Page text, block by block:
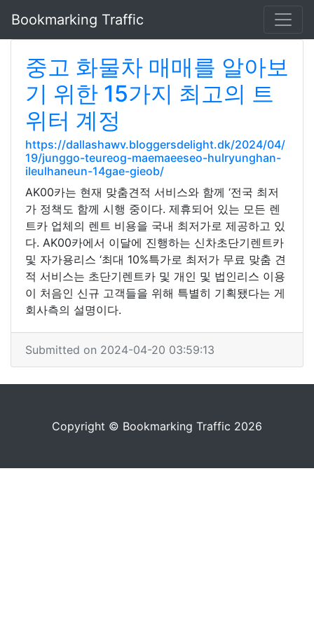
Bookmarking Traffic
중고 화물차 매매를 알아보
기 위한 15가지 최고의 트
위터 계정
https://dallashawv.bloggersdelight.dk/2024/04/
19/junggo-teureog-maemaeeseo-hulryunghan-
ileulhaneun-14gae-gieob/
AK00카는 현재 맞춤견적 서비스와 함께 ‘전국 최저
가 정책도 함께 시행 중이다. 제휴되어 있는 모든 렌
트카 업체의 렌트 비용을 국내 최저가로 제공하고 있
다. AK00카에서 이달에 진행하는 신차초단기렌트카
및 자가용리스 ‘최대 10%특가로 최저가 무료 맞춤 견
적 서비스는 초단기렌트카 및 개인 및 법인리스 이용
이 처음인 신규 고객들을 위해 특별히 기획됐다는 게
회사측의 설명이다.
Submitted on 2024-04-20 03:59:13
Copyright © Bookmarking Traffic 2026